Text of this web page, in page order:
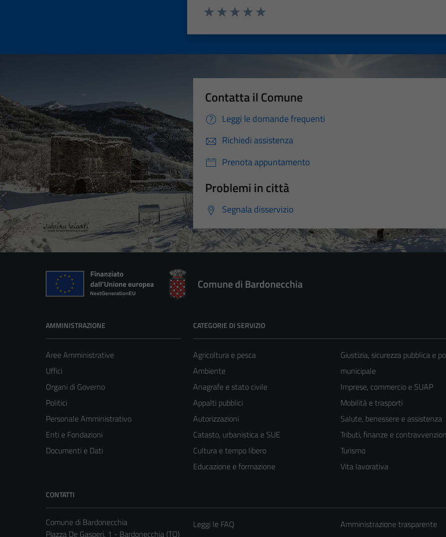
Contatta il Comune
Leggi le domande frequenti
Richiedi assistenza
Prenota appuntamento
Problemi in città
Segnala disservizio
Comune di Bardonecchia
AMMINISTRAZIONE
Aree Amministrative
Uffici
Organi di Governo
Politici
Personale Amministrativo
Enti e Fondazioni
Documenti e Dati
CATEGORIE DI SERVIZIO
Agricoltura e pesca
Ambiente
Anagrafe e stato civile
Appalti pubblici
Autorizzazioni
Catasto, urbanistica e SUE
Cultura e tempo libero
Educazione e formazione
Giustizia, sicurezza pubblica e
municipale
Imprese, commercio e SUAP
Mobilità e trasporti
Salute, benessere e assistenza
Tributi, finanze e
Turismo
Vita lavorativa
CONTATTI
Comune di Bardonecchia
Piazza De Gasperi, 1 - Bardonecchia (TO)
Leggi le FAQ
Amministrazione trasparente